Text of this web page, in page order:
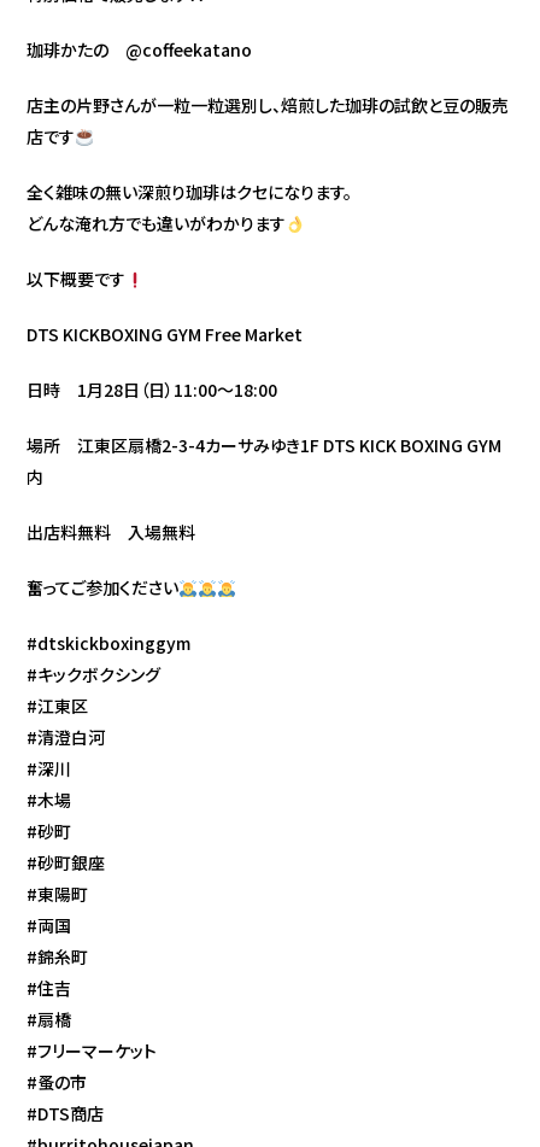
珈琲かたの @coffeekatano
店主の片野さんが一粒一粒選別し、焙煎した珈琲の試飲と豆の販売
店です
全く雑味の無い深煎り珈琲はクセになります。
どんな淹れ方でも違いがわかります
以下概要です
DTS KICKBOXING GYM Free Market
日時 1月28日（日）11:00〜18:00
場所 江東区扇橋2-3-4カーサみゆき1F DTS KICK BOXING GYM
内
出店料無料 入場無料
奮ってご参加ください
#dtskickboxinggym
#キックボクシング
#江東区
#清澄白河
#深川
#木場
#砂町
#砂町銀座
#東陽町
#両国
#錦糸町
#住吉
#扇橋
#フリーマーケット
#蚤の市
#DTS商店